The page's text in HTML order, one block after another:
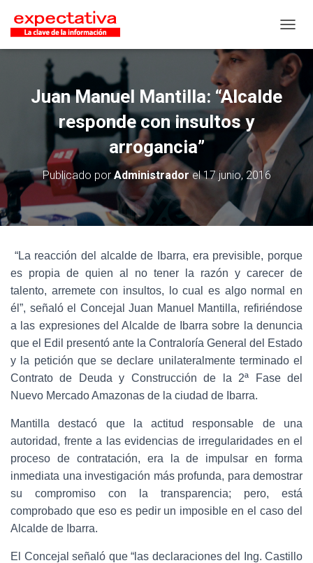
Juan Manuel Mantilla: “Alcalde
responde con insultos y
arrogancia”
Publicado porAdministrador el17 junio, 2016
“La reacción del alcalde de Ibarra, era previsible, porque
es propia de quien al no tener la razón y carecer de
talento, arremete con insultos, lo cual es algo normal en
él”, señaló el Concejal Juan Manuel Mantilla, refiriéndose
a las expresiones del Alcalde de Ibarra sobre la denuncia
que el Edil presentó ante la Contraloría General del Estado
y la petición que se declare unilateralmente terminado el
Contrato de Deuda y Construcción de la 2ª Fase del
Nuevo Mercado Amazonas de la ciudad de Ibarra.
Mantilla destacó que la actitud responsable de una
autoridad, frente a las evidencias de irregularidades en el
proceso de contratación, era la de impulsar en forma
inmediata una investigación más profunda, para demostrar
su compromiso con la transparencia; pero, está
comprobado que eso es pedir un imposible en el caso del
Alcalde de Ibarra.
El Concejal señaló que “las declaraciones del Ing. Castillo